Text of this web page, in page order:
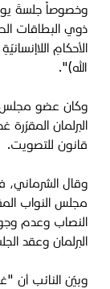
وخصوصاً جلسةَ يومِ
ذوي البطاقات
الأحكامِ
الله)".
وكان عضو مجلس
قانون للتصويت.
وقال الشرماني،
مجلس النواب
النصاب وعدم
البرلمان وعقد
وبيّن النائب أن